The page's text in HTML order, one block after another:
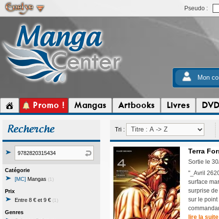
Pseudo :
Mon
Promo ! Mangas Artbooks Livres DVD
Recherche
Catégorie
[MC] Mangas (1)
Prix
Entre 8 € et 9 € (1)
Genres
Tri :
Terra
Sortie le
"_Avril
surface
surprise
sur le point
lire la suite